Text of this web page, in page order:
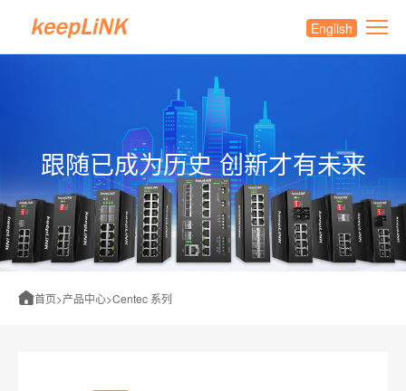
English
跟随已成为历史 创新才有未来
首页>产品中心>Centec 系列